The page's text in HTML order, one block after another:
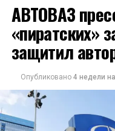
АВТОВАЗ
«пиратских»
защитил
Опубликовано 4 недели